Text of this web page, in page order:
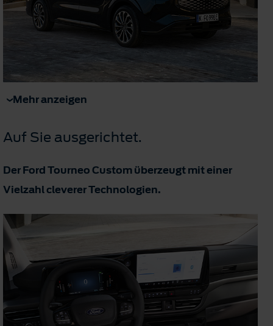
Mehr anzeigen
Auf Sie ausgerichtet.
Der Ford Tourneo Custom überzeugt mit einer
Vielzahl cleverer Technologien.